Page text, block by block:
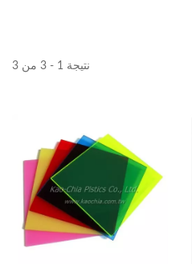
نتيجة 1 - 3 من 3